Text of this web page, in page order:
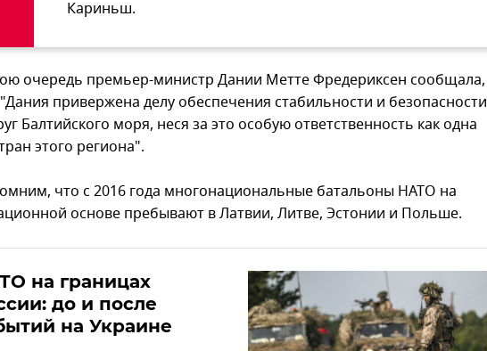
Кариньш.
очередь премьер-министр Дании Метте Фредериксен сообщала,
привержена делу обеспечения стабильности и безопасности
Балтийского моря, неся за это особую ответственность как одна
этого региона".
что с 2016 года многонациональные батальоны НАТО на
основе пребывают в Латвии, Литве, Эстонии и Польше.
на границах
до и после
на Украине